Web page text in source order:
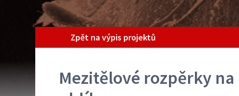
Projekt
Zpět na výpis projektů
Mezitělové rozpěrky